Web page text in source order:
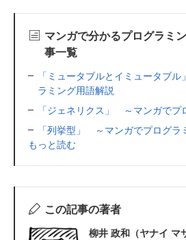
マンガで分かるプログラミ
事一覧
「ミュータブルとイミュータブ
ラミング用語解説
「ジェネリクス」 ～マンガでプ
「列挙型」 ～マンガでプログラ
もっと読む
この記事の著者
柳井 政和（ヤナイ マ